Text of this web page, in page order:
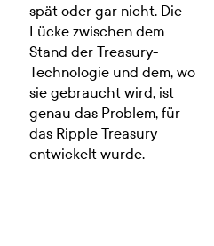
spät oder gar nicht. Die
Lücke zwischen dem
Stand der Treasury-
Technologie und dem, wo
sie gebraucht wird, ist
genau das Problem, für
das Ripple Treasury
entwickelt wurde.